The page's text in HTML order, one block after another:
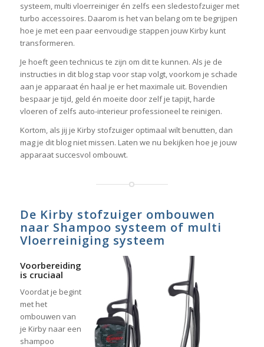
systeem, multi vloerreiniger én zelfs een sledestofzuiger met
turbo accessoires. Daarom is het van belang om te begrijpen
hoe je met een paar eenvoudige stappen jouw Kirby kunt
transformeren.
Je hoeft geen technicus te zijn om dit te kunnen. Als je de
instructies in dit blog stap voor stap volgt, voorkom je schade
aan je apparaat én haal je er het maximale uit. Bovendien
bespaar je tijd, geld én moeite door zelf je tapijt, harde
vloeren of zelfs auto-interieur professioneel te reinigen.
Kortom, als jij je Kirby stofzuiger optimaal wilt benutten, dan
mag je dit blog niet missen. Laten we nu bekijken hoe je jouw
apparaat succesvol ombouwt.
De Kirby stofzuiger ombouwen
naar Shampoo systeem of multi
Vloerreiniging systeem
Voorbereiding
is cruciaal
Voordat je begint
met het
ombouwen van
je Kirby naar een
shampoo